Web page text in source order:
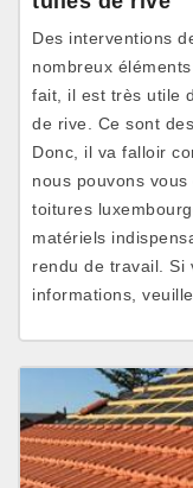
Des interventions
nombreux
fait, il est très utile
de rive. Ce sont
Donc, il va falloir
nous pouvons
toitures
matériels
rendu de travail. Si
informations,